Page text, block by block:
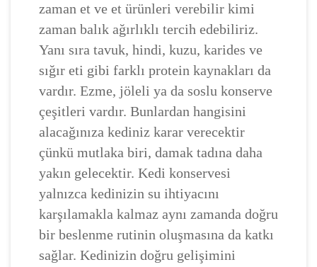
zaman et ve et ürünleri verebilir kimi
zaman balık ağırlıklı tercih edebiliriz.
Yanı sıra tavuk, hindi, kuzu, karides ve
sığır eti gibi farklı protein kaynakları da
vardır. Ezme, jöleli ya da soslu konserve
çeşitleri vardır. Bunlardan hangisini
alacağınıza kediniz karar verecektir
çünkü mutlaka biri, damak tadına daha
yakın gelecektir. Kedi konservesi
yalnızca kedinizin su ihtiyacını
karşılamakla kalmaz aynı zamanda doğru
bir beslenme rutinin oluşmasına da katkı
sağlar. Kedinizin doğru gelişimini